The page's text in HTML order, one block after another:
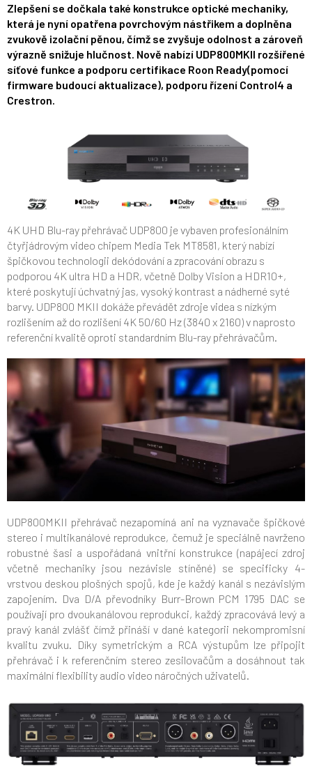
Zlepšení se dočkala také konstrukce optické mechaniky,
která je nyní opatřena povrchovým nástřikem a doplněna
zvukově izolační pěnou, čímž se zvyšuje odolnost a zároveň
výrazně snižuje hlučnost. Nově nabízí UDP800MKII rozšířené
síťové funkce a podporu certifikace Roon Ready(pomocí
firmware budoucí aktualizace), podporu řízení Control4 a
Crestron.
4K UHD Blu-ray přehrávač UDP800 je vybaven profesionálním
čtyřjádrovým video chipem Media Tek MT8581, který nabízí
špičkovou technologii dekódování a zpracování obrazu s
podporou 4K ultra HD a HDR, včetně Dolby Vision a HDR10+,
které poskytují úchvatný jas, vysoký kontrast a nádherné syté
barvy. UDP800 MKII dokáže převádět zdroje videa s nízkým
rozlišením až do rozlišení 4K 50/60 Hz (3840 x 2160) v naprosto
referenční kvalitě oproti standardním Blu-ray přehrávačům.
UDP800MKII přehrávač nezapomíná ani na vyznavače špičkové
stereo i multikanálové reprodukce, čemuž je speciálně navrženo
robustné šasi a uspořádaná vnitřní konstrukce (napájecí zdroj
včetně mechaniky jsou nezávisle stíněné) se specificky 4-
vrstvou deskou plošných spojů, kde je každý kanál s nezávislým
zapojením. Dva D/A převodníky Burr-Brown PCM 1795 DAC se
používají pro dvoukanálovou reprodukci, každý zpracovává levý a
pravý kanál zvlášť čímž přináší v dané kategorii nekompromisní
kvalitu zvuku. Díky symetrickým a RCA výstupům lze připojit
přehrávač i k referenčním stereo zesilovačům a dosáhnout tak
maximální flexibility audio video náročných uživatelů.